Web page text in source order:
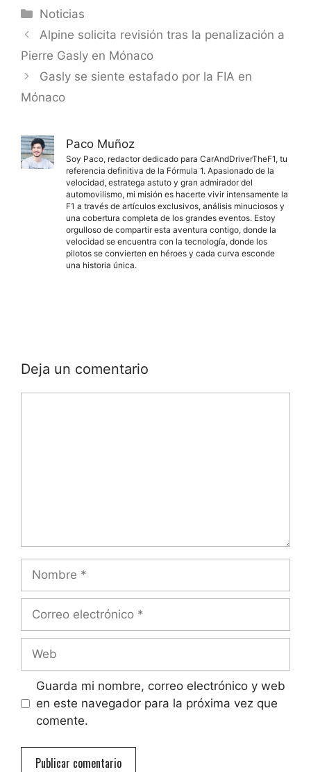
Categorías
Noticias
Alpine solicita revisión tras la penalización a
Pierre Gasly en Mónaco
Gasly se siente estafado por la FIA en
Mónaco
Paco Muñoz
Soy Paco, redactor dedicado para CarAndDriverTheF1, tu
referencia definitiva de la Fórmula 1. Apasionado de la
velocidad, estratega astuto y gran admirador del
automovilismo, mi misión es hacerte vivir intensamente la
F1 a través de artículos exclusivos, análisis minuciosos y
una cobertura completa de los grandes eventos. Estoy
orgulloso de compartir esta aventura contigo, donde la
velocidad se encuentra con la tecnología, donde los
pilotos se convierten en héroes y cada curva esconde
una historia única.
Deja un comentario
electrónico
Guarda mi nombre, correo electrónico y web
en este navegador para la próxima vez que
comente.